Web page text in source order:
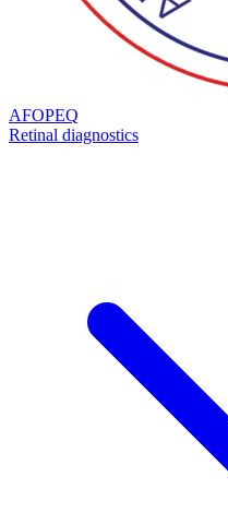
AFOPEQ
Retinal diagnostics